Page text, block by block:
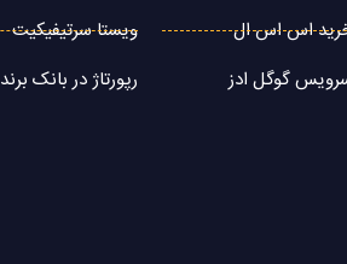
اس اس ال
گوگل ادز
ویستا سرتیفیکیت
رپورتاژ در بانک برند